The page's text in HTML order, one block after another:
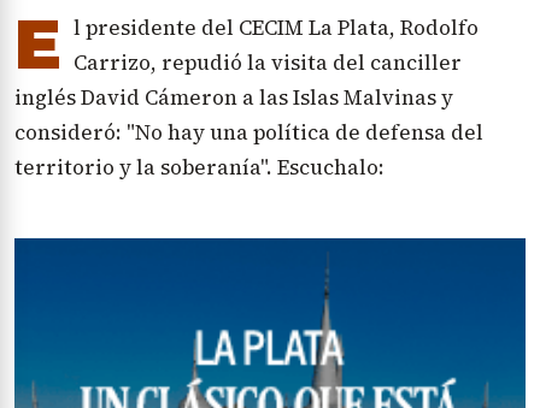
E l presidente del CECIM La Plata, Rodolfo
Carrizo, repudió la visita del canciller
inglés David Cámeron a las Islas Malvinas y
consideró: "No hay una política de defensa del
territorio y la soberanía". Escuchalo: